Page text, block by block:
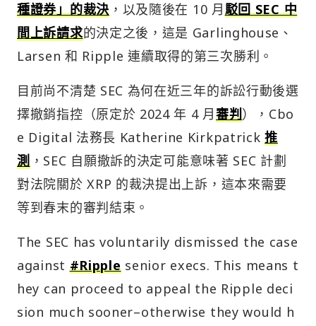
種證券」的裁決，以及隨後在 10 月駁回 SEC 中
間上訴請求的決定之後，這是 Garlinghouse、
Larsen 和 Ripple 連續取得的第三次勝利。
目前尚不清楚 SEC 為何在近三年的訴訟行動後選
擇撤銷指控（原定於 2024 年 4 月審判），Cbo
e Digital 法務長 Katherine Kirkpatrick推
測，SEC 自願撤訴的決定可能意味著 SEC 計劃
對法院關於 XRP 的裁決提出上訴，這本來需要
等到春末的審判結束。
The SEC has voluntarily dismissed the case
against #Ripplesenior execs. This means t
hey can proceed to appeal the Ripple deci
sion much sooner–otherwise they would h